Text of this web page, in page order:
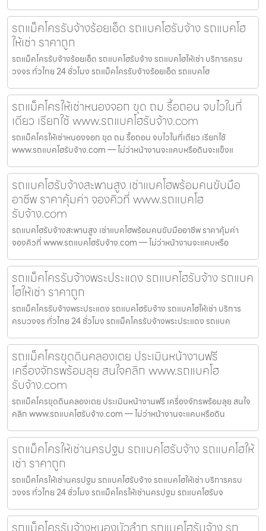
รถแม็คโครรับจ้างร้อยเอ็ด รถแบคโฮรับจ้าง รถแบคโฮ
ให้เช่า ราคาถูก
รถแม็คโครรับจ้างร้อยเอ็ด รถแบคโฮรับจ้าง รถแบคโฮให้เช่า บริการครบ
วงจร ทั่วไทย 24 ชั่วโมง รถแม็คโครรับจ้างร้อยเอ็ด รถแบคโฮ
รถแม็คโครให้เช่าหนองจอก ขุด ถม รื้อถอน จบไวในที่
เดียว เรียกใช้ www.รถแบคโฮรับจ้าง.com
รถแม็คโครให้เช่าหนองจอก ขุด ถม รื้อถอน จบไวในที่เดียว เรียกใช้
www.รถแบคโฮรับจ้าง.com — ไม่ว่าหน้างานจะแคบหรือดินจะแข็งแ
รถแบคโฮรับจ้างสะพานสูง เช่าแบคโฮพร้อมคนขับมือ
อาชีพ ราคาคุ้มค่า จองคิวที่ www.รถแบคโฮ
รับจ้าง.com
รถแบคโฮรับจ้างสะพานสูง เช่าแบคโฮพร้อมคนขับมืออาชีพ ราคาคุ้มค่า
จองคิวที่ www.รถแบคโฮรับจ้าง.com — ไม่ว่าหน้างานจะแคบหรือ
รถแม็คโครรับจ้างพระประแดง รถแบคโฮรับจ้าง รถแบค
โฮให้เช่า ราคาถูก
รถแม็คโครรับจ้างพระประแดง รถแบคโฮรับจ้าง รถแบคโฮให้เช่า บริการ
ครบวงจร ทั่วไทย 24 ชั่วโมง รถแม็คโครรับจ้างพระประแดง รถแบค
รถแม็คโครขุดดินคลองเตย ประเมินหน้างานฟรี
เครื่องจักรพร้อมลุย สนใจคลิก www.รถแบคโฮ
รับจ้าง.com
รถแม็คโครขุดดินคลองเตย ประเมินหน้างานฟรี เครื่องจักรพร้อมลุย สนใจ
คลิก www.รถแบคโฮรับจ้าง.com — ไม่ว่าหน้างานจะแคบหรือดิน
รถแม็คโครให้เช่านครปฐม รถแบคโฮรับจ้าง รถแบคโฮให้
เช่า ราคาถูก
รถแม็คโครให้เช่านครปฐม รถแบคโฮรับจ้าง รถแบคโฮให้เช่า บริการครบ
วงจร ทั่วไทย 24 ชั่วโมง รถแม็คโครให้เช่านครปฐม รถแบคโฮรับจ